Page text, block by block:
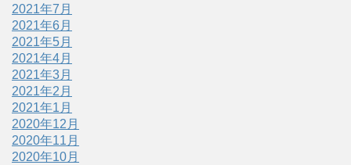
2021年7月
2021年6月
2021年5月
2021年4月
2021年3月
2021年2月
2021年1月
2020年12月
2020年11月
2020年10月